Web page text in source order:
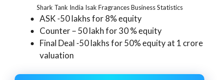
Shark Tank India Isak Fragrances Business Statistics
ASK -50 lakhs for 8% equity
Counter – 50 lakh for 30 % equity
Final Deal -50 lakhs for 50% equity at 1 crore
valuation